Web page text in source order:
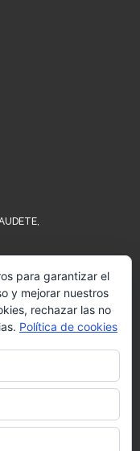
para garantizar el
y mejorar nuestros
rechazar las no
Política de cookies